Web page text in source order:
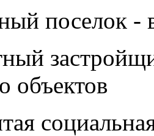
поселок -
объектов